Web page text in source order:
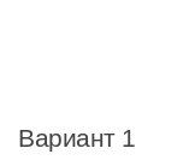
Вариант 1